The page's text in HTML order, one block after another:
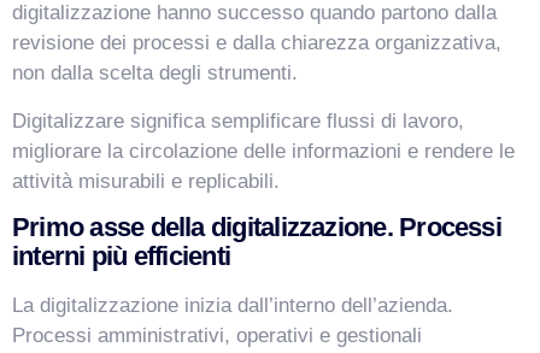
digitalizzazione hanno successo quando partono dalla
revisione dei processi e dalla chiarezza organizzativa,
non dalla scelta degli strumenti.
Digitalizzare significa semplificare flussi di lavoro,
migliorare la circolazione delle informazioni e rendere le
attività misurabili e replicabili.
Primo asse della digitalizzazione. Processi
interni più efficienti
La digitalizzazione inizia dall’interno dell’azienda.
Processi amministrativi, operativi e gestionali
VismarChat
Salve! Sono VismarChat, l'agente AI di Vismarcorp. In
cosa possiamo esserti utile?